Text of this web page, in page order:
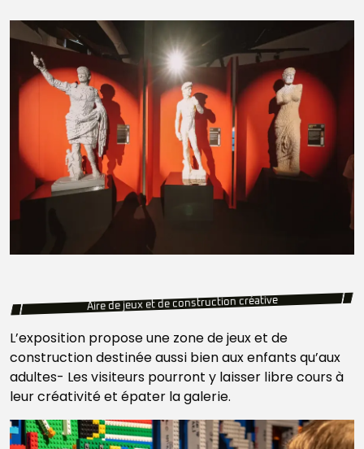
Aire de jeux et de construction créative
L’exposition propose une zone de jeux et de
construction destinée aussi bien aux enfants qu’aux
adultes- Les visiteurs pourront y laisser libre cours à
leur créativité et épater la galerie.